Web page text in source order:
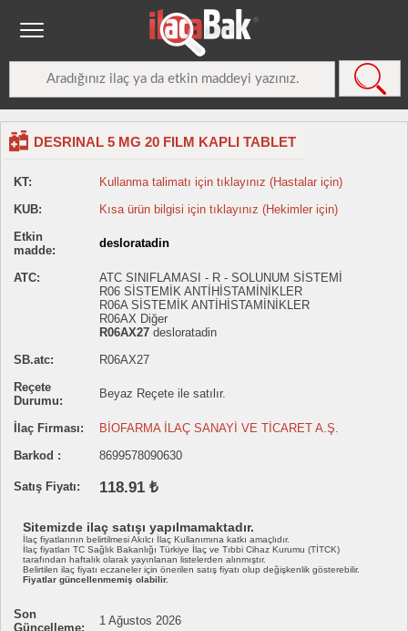
DESRINAL 5 MG 20 FILM KAPLI TABLET
KT:
Kullanma talimatı için tıklayınız (Hastalar için)
KUB:
Kısa ürün bilgisi için tıklayınız (Hekimler için)
Etkin
madde:
desloratadin
ATC:
ATC SINIFLAMASI - R - SOLUNUM SİSTEMİ
R06 SİSTEMİK ANTİHİSTAMİNİKLER
R06A SİSTEMİK ANTİHİSTAMİNİKLER
R06AX Diğer
R06AX27 desloratadin
SB.atc:
R06AX27
Reçete
Durumu:
Beyaz Reçete ile satılır.
İlaç Firması:
BİOFARMA İLAÇ SANAYİ VE TİCARET A.Ş.
Barkod :
8699578090630
Satış Fiyatı: 118.91 ₺
Sitemizde ilaç satışı yapılmamaktadır.
İlaç fiyatlarının belirtilmesi Akılcı İlaç Kullanımına katkı amaçlıdır.
İlaç fiyatları TC Sağlık Bakanlığı Türkiye İlaç ve Tıbbi Cihaz Kurumu (TİTCK)
tarafından haftalık olarak yayınlanan listelerden alınmıştır.
Belirtilen ilaç fiyatı eczaneler için önerilen satış fiyatı olup değişkenlik gösterebilir.
Fiyatlar güncellenmemiş olabilir.
Son
Güncelleme:
1 Ağustos 2026